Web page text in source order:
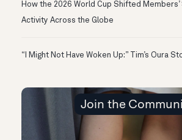
How the 2026 World Cup Shifted
Activity Across the Globe
“I Might Not Have Woken Up:” Tim’s Oura
Join the